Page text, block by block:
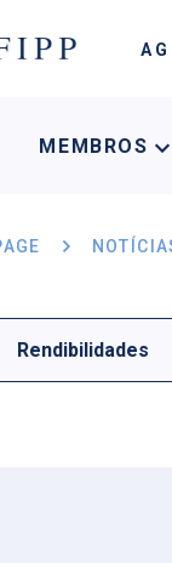
MEMBROS
Rendibilidades